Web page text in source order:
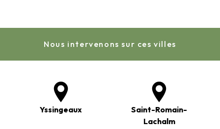
Nous intervenons sur ces villes
Yssingeaux
Saint-Romain-
Lachalm